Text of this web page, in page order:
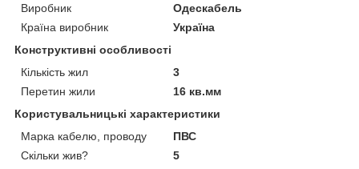
Виробник
Одескабель
Країна виробник
Україна
Конструктивні особливості
Кількість жил
3
Перетин жили
16 кв.мм
Користувальницькі характеристики
Марка кабелю, проводу
ПВС
Скільки жив?
5